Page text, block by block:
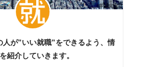
人が”いい就職”をできるよう、情
紹介していきます。